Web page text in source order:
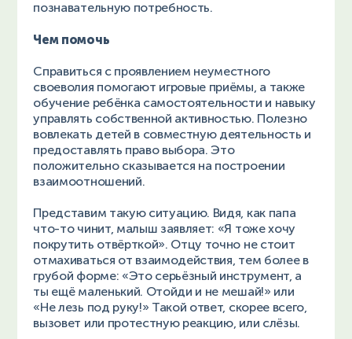
познавательную потребность.
Чем помочь
Справиться с проявлением неуместного
своеволия помогают игровые приёмы, а также
обучение ребёнка самостоятельности и навыку
управлять собственной активностью. Полезно
вовлекать детей в совместную деятельность и
предоставлять право выбора. Это
положительно сказывается на построении
взаимоотношений.
Представим такую ситуацию. Видя, как папа
что-то чинит, малыш заявляет: «Я тоже хочу
покрутить отвёрткой». Отцу точно не стоит
отмахиваться от взаимодействия, тем более в
грубой форме: «Это серьёзный инструмент, а
ты ещё маленький. Отойди и не мешай!» или
«Не лезь под руку!» Такой ответ, скорее всего,
вызовет или протестную реакцию, или слёзы.